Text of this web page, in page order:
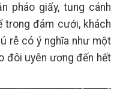
pháo giấy, tung cánh
trong đám cưới, khách
rễ có ý nghĩa như một
đôi uyên ương đến hết